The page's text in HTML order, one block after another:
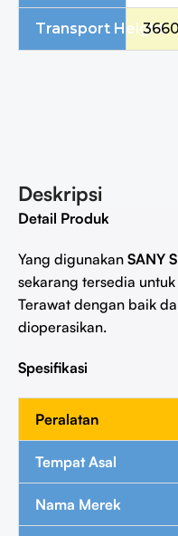
Transport Height
Deskripsi
Detail Produk
Yang digunakan SANY
sekarang tersedia
Terawat dengan baik
dioperasikan.
Spesifikasi
Peralatan
Tempat Asal
Nama Merek